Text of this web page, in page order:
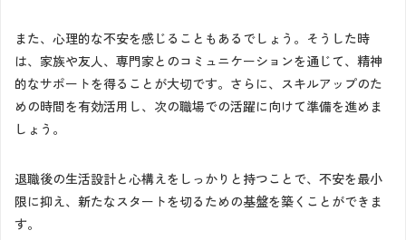
また、心理的な不安を感じることもあるでしょう。そうした時
は、家族や友人、専門家とのコミュニケーションを通じて、精神
的なサポートを得ることが大切です。さらに、スキルアップのた
めの時間を有効活用し、次の職場での活躍に向けて準備を進めま
しょう。
退職後の生活設計と心構えをしっかりと持つことで、不安を最小
限に抑え、新たなスタートを切るための基盤を築くことができま
す。